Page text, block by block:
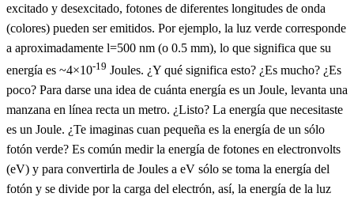
excitado y desexcitado, fotones de diferentes longitudes de onda
(colores) pueden ser emitidos. Por ejemplo, la luz verde corresponde
a aproximadamente l=500 nm (o 0.5 mm), lo que significa que su
energía es ~4×10-19 Joules. ¿Y qué significa esto? ¿Es mucho? ¿Es
poco? Para darse una idea de cuánta energía es un Joule, levanta una
manzana en línea recta un metro. ¿Listo? La energía que necesitaste
es un Joule. ¿Te imaginas cuan pequeña es la energía de un sólo
fotón verde? Es común medir la energía de fotones en electronvolts
(eV) y para convertirla de Joules a eV sólo se toma la energía del
fotón y se divide por la carga del electrón, así, la energía de la luz